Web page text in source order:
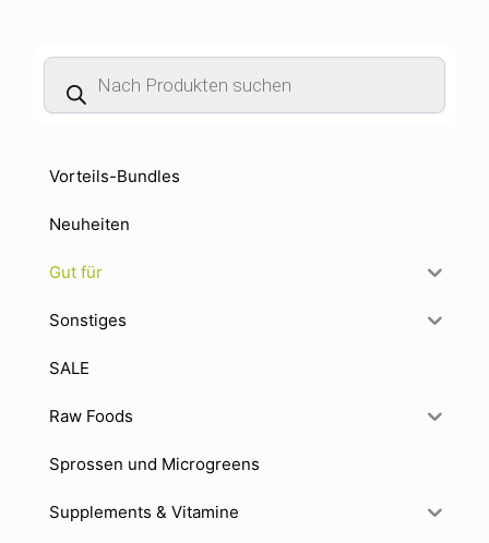
Products
search
Vorteils-Bundles
Neuheiten
Gut für
Sonstiges
SALE
Raw Foods
Sprossen und Microgreens
Supplements & Vitamine